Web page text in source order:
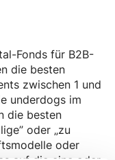
Fonds für B2B-
die besten
zwischen 1 und
underdogs im
die besten
oder „zu
oder